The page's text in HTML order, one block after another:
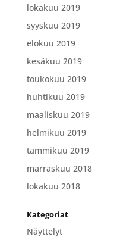
lokakuu 2019
syyskuu 2019
elokuu 2019
kesäkuu 2019
toukokuu 2019
huhtikuu 2019
maaliskuu 2019
helmikuu 2019
tammikuu 2019
marraskuu 2018
lokakuu 2018
Kategoriat
Näyttelyt